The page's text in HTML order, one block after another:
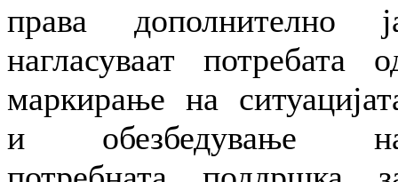
права дополнително
нагласуваат потребата
маркирање на
и обезбедување